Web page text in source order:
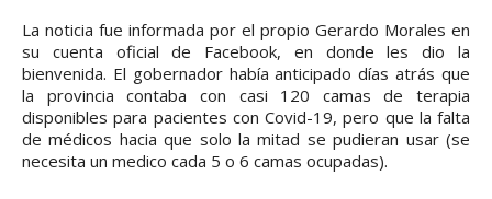
La noticia fue informada por el propio Gerardo Morales en
su cuenta oficial de Facebook, en donde les dio la
bienvenida. El gobernador había anticipado días atrás que
la provincia contaba con casi 120 camas de terapia
disponibles para pacientes con Covid-19, pero que la falta
de médicos hacia que solo la mitad se pudieran usar (se
necesita un medico cada 5 o 6 camas ocupadas).